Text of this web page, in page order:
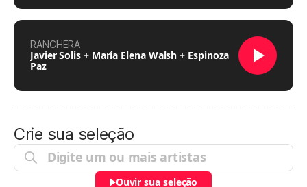
RANCHERA
Javier Solis + María Elena Walsh + Espinoza
Paz
Crie sua seleção
Ouvir sua seleção